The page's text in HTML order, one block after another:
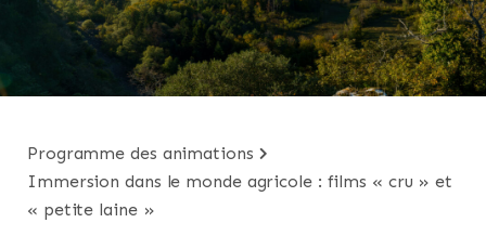
programme des animations
immersion dans le monde agricole : films « cru » et
« petite laine »